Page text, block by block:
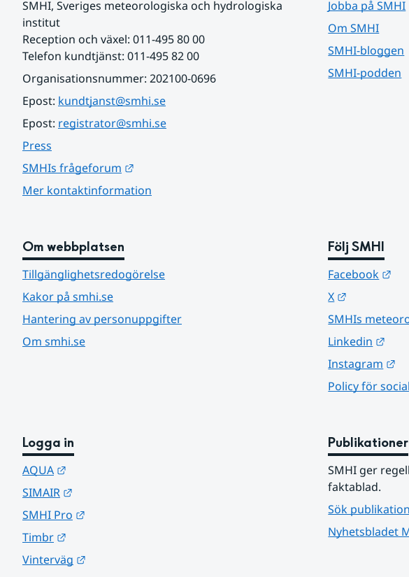
SMHI, Sveriges meteorologiska och hydrologiska
institut
Reception och växel: 011-495 80 00
Telefon kundtjänst: 011-495 82 00
Organisationsnummer: 202100-0696
Epost: kundtjanst@smhi.se
Epost: registrator@smhi.se
Press
SMHIs frågeforum
Mer kontaktinformation
Jobba på SMHI
Om SMHI
SMHI-bloggen
SMHI-podden
Om webbplatsen
Tillgänglighetsredogörelse
Kakor på smhi.se
Hantering av personuppgifter
Om smhi.se
Följ SMHI
Facebook
X
SMHIs
Linkedin
Instagram
Policy för
Logga in
AQUA
SIMAIR
SMHI Pro
Timbr
Vinterväg
Publikationer
SMHI ger
faktablad.
Sök
Nyhetsbladet